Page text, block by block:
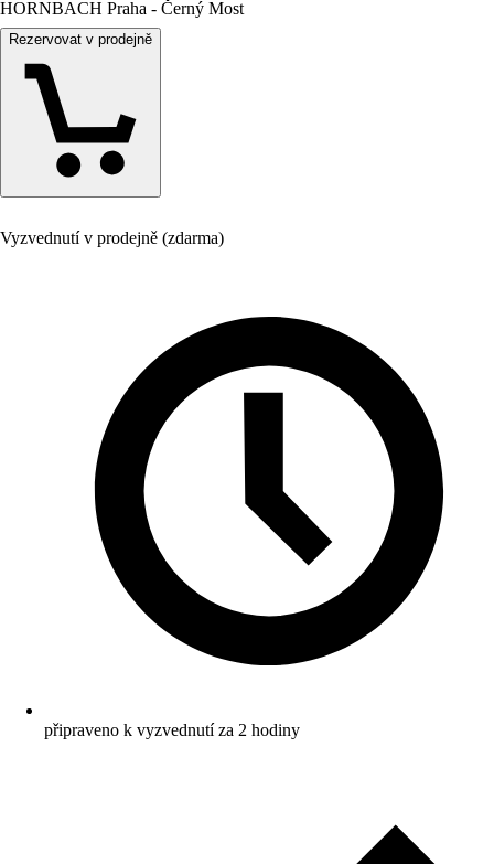
HORNBACH Praha - Černý Most
Rezervovat v prodejně
Vyzvednutí v prodejně (zdarma)
připraveno k vyzvednutí za 2 hodiny